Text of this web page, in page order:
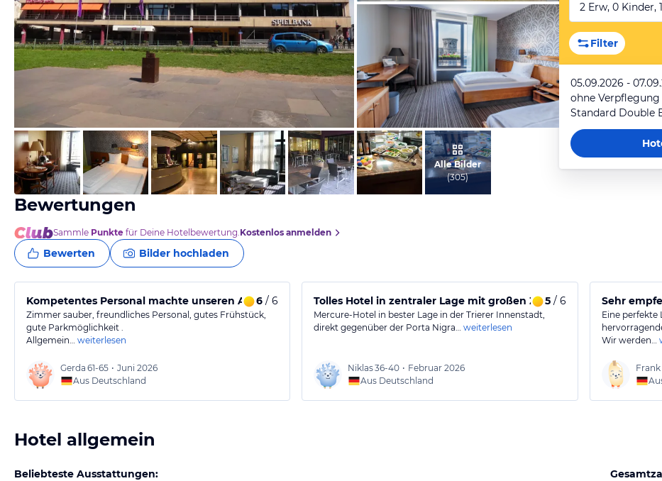
von Ilona, April 2015
von Peter, Juli 2013
vom Hotelier, September 2017
Alle Bilder
(305)
2 Erw, 0 Kinder,
Filter
05.09.2026 -
ohne Verpflegung
Standard Double
Bewertungen
Sammle Punkte für Deine Hotelbewertung.Kostenlos anmelden
Bewerten Bilder hochladen
Kompetentes Personal machte unseren Aufenthalt angenehm
6 / 6
Zimmer sauber, freundliches Personal, gutes Frühstück,
gute Parkmöglichkeit .
Allgemein… weiterlesen
Gerda 61-65 • Juni 2026
Aus Deutschland
Tolles Hotel in zentraler Lage mit großen Zimmern
5/ 6
Mercure-Hotel in bester Lage in der Trierer Innenstadt,
direkt gegenüber der Porta Nigra… weiterlesen
Niklas36-40 • Februar 2026
Aus Deutschland
Sehr
Eine perfekte
Wir werden…
Frank
Hotel allgemein
Beliebteste Ausstattungen: